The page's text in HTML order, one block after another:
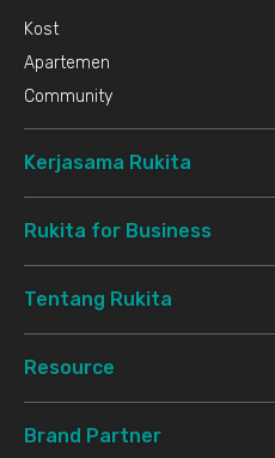
Kost
Apartemen
Community
Kerjasama Rukita
Rukita for Business
Tentang Rukita
Resource
Brand Partner